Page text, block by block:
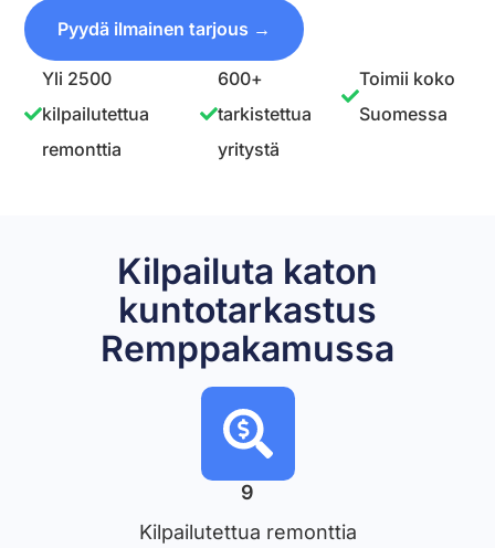
Pyydä ilmainen tarjous →
Yli 2500
kilpailutettua
remonttia
600+
tarkistettua
yritystä
Toimii koko
Suomessa
Kilpailuta katon
kuntotarkastus
Remppakamussa
9
Kilpailutettua remonttia